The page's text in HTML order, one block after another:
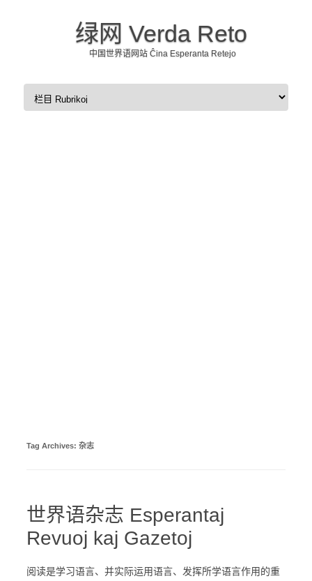
绿网 Verda Reto
中国世界语网站 Ĉina Esperanta Retejo
Skip to content
Tag Archives: 杂志
世界语杂志 Esperantaj
Revuoj kaj Gazetoj
阅读是学习语言、并实际运用语言、发挥所学语言作用的重